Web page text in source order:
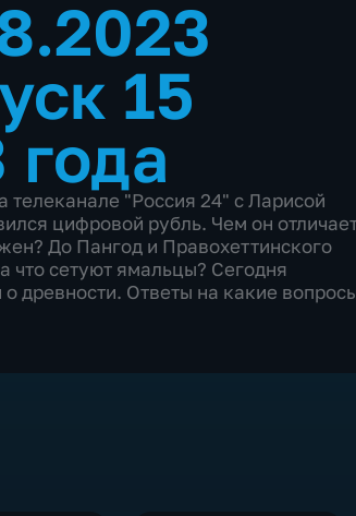
15
года
"Россия 24" с Ларисой
цифровой рубль. Чем он
До Пангод и Правохеттинского
что сетуют ямальцы? Сегодня
древности. Ответы на какие